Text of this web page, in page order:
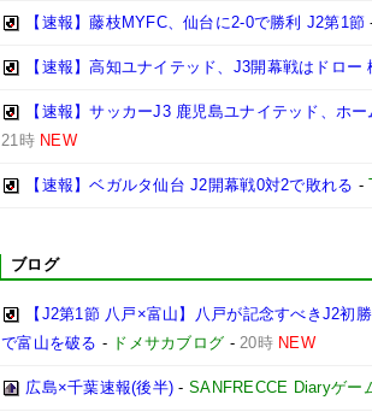
【速報】藤枝MYFC、仙台に2-0で勝利 J2第1節
【速報】高知ユナイテッド、J3開幕戦はドロ
【速報】サッカーJ3 鹿児島ユナイテッド、ホ
21時 NEW
【速報】ベガルタ仙台 J2開幕戦0対2で敗れる -
ブログ
【J2第1節 八戸×富山】八戸が記念すべきJ2初
で富山を破る - ドメサカブログ -20時 NEW
広島×千葉速報(後半) -SANFRECCE Diaryゲー